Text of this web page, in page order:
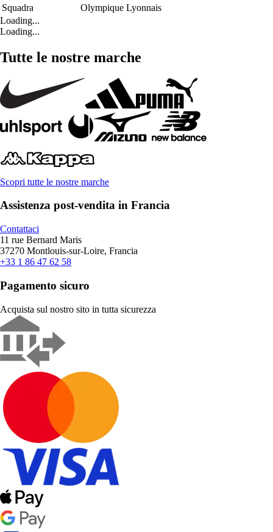
Squadra
Olympique Lyonnais
Loading...
Loading...
Tutte le nostre marche
Scopri tutte le nostre marche
Assistenza post-vendita in Francia
Contattaci
11 rue Bernard Maris
37270 Montlouis-sur-Loire, Francia
+33 1 86 47 62 58
Pagamento sicuro
Acquista sul nostro sito in tutta sicurezza